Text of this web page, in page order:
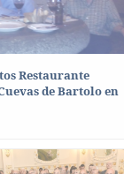
Restaurante
de Bartolo en